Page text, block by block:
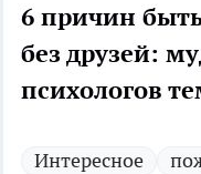
6 причин
без друзей:
психологов
Интересное